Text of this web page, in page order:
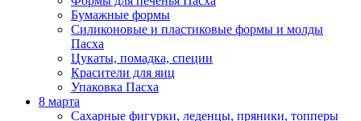
Бумажные формы
Силиконовые и пластиковые формы и молды
Пасха
Цукаты, помадка, специи
Красители для яиц
Упаковка Пасха
8 марта
Сахарные фигурки, леденцы, пряники, топперы